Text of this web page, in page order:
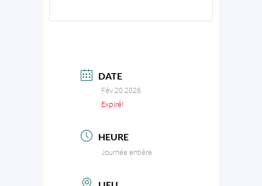
DATE
Fév 20 2026
Expiré!
HEURE
Journée entière